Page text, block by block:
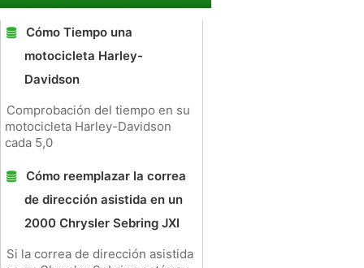
Cómo Tiempo una
motocicleta Harley-
Davidson
Comprobación del tiempo en su
motocicleta Harley-Davidson
cada 5,0
Cómo reemplazar la correa
de dirección asistida en un
2000 Chrysler Sebring JXI
Si la correa de dirección asistida